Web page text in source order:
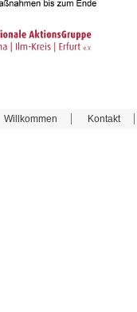
Willkommen Kontakt